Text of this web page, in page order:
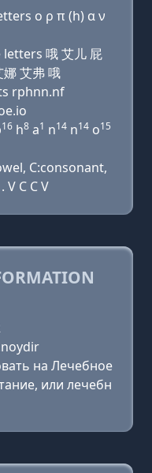
ο ρ π (h) α ν
哦 艾儿 屁
娜 艾弗 哦
rphnn.nf
16 h8 a1 n14 n14 o15
C:consonant,
V C C V
на Лечебное
или лечебн